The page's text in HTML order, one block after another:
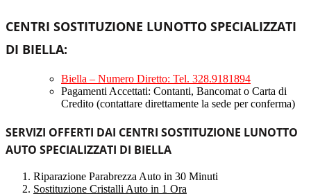
CENTRI SOSTITUZIONE LUNOTTO SPECIALIZZATI
DI BIELLA:
Biella – Numero Diretto: Tel. 328.9181894
Pagamenti Accettati: Contanti, Bancomat o Carta di
Credito (contattare direttamente la sede per conferma)
SERVIZI OFFERTI DAI CENTRI SOSTITUZIONE LUNOTTO
AUTO SPECIALIZZATI DI BIELLA
Riparazione Parabrezza Auto in 30 Minuti
Sostituzione Cristalli Auto in 1 Ora